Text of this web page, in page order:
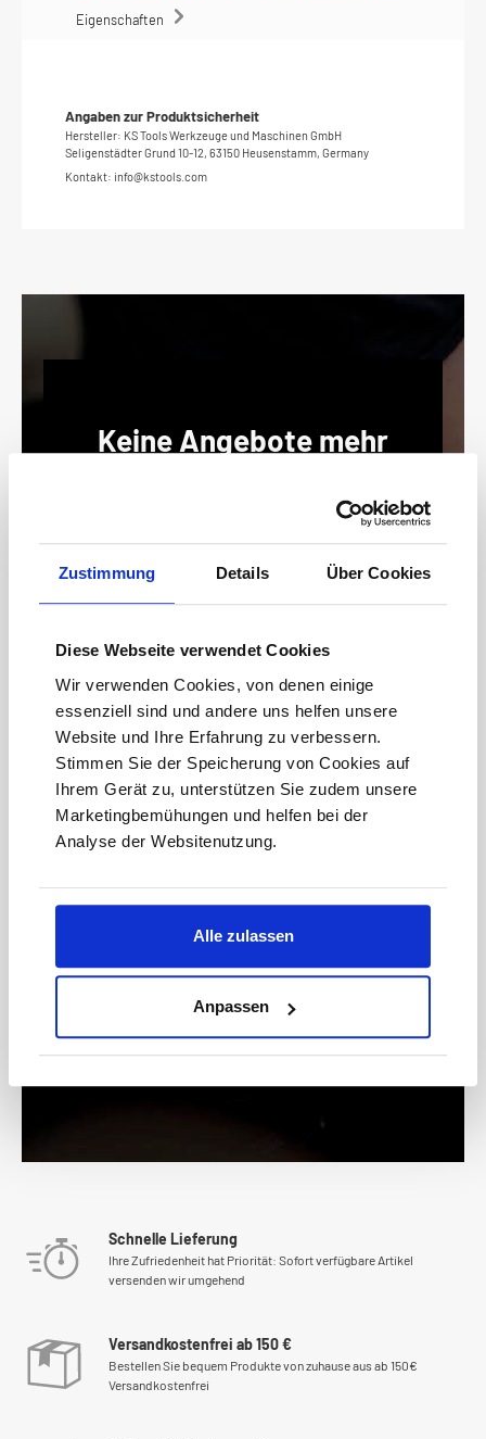
Zustimmung Details Über Cookies
Diese Webseite verwendet Cookies
Wir verwenden Cookies, von denen einige
essenziell sind und andere uns helfen unsere
Website und Ihre Erfahrung zu verbessern.
Stimmen Sie der Speicherung von Cookies auf
Ihrem Gerät zu, unterstützen Sie zudem unsere
Marketingbemühungen und helfen bei der
Analyse der Websitenutzung.
Alle zulassen
Anpassen
Eigenschaften
Angaben zur Produktsicherheit
Hersteller: KS Tools Werkzeuge und Maschinen GmbH
Seligenstädter Grund 10-12, 63150 Heusenstamm, Germany
Kontakt: info@kstools.com
Keine Angebote mehr
Bleiben Sie auf dem Laufenden mit unserem
Newsletter und erhalten Sie Informationen zu
E-
Adresse*
anmelden
* Der Gutschein ist ab einem Warenwert von 200 € einlösbar.
Datenschutzbestimmungen. Alle Daten werden vertraulich
Schnelle Lieferung
Ihre Zufriedenheit hat Priorität: Sofort verfügbare Artikel
versenden wir umgehend
Versandkostenfrei ab 150 €
Bestellen Sie bequem Produkte von zuhause aus ab 150€
Versandkostenfrei